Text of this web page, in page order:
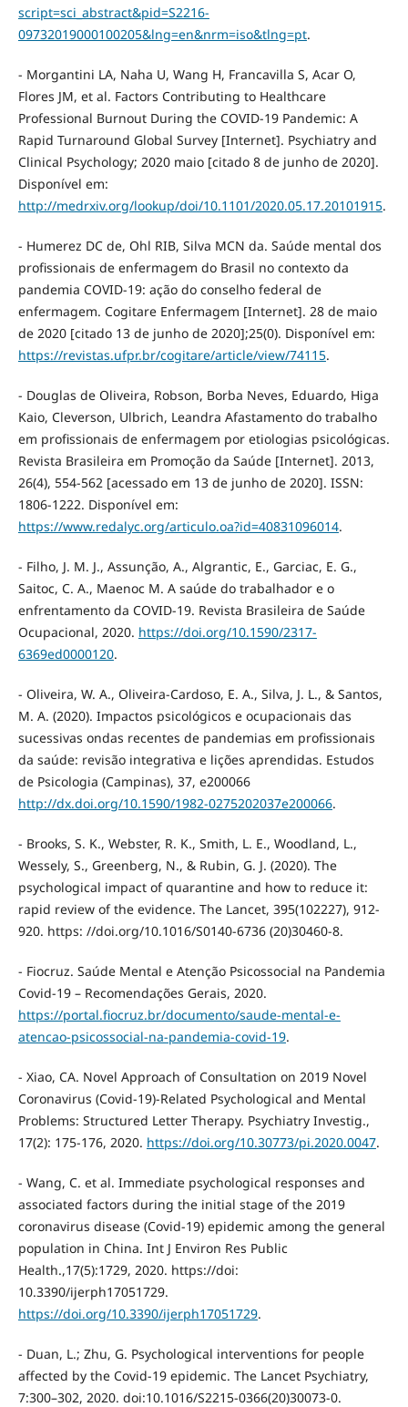
script=sci_abstract&pid=S2216-
09732019000100205&lng=en&nrm=iso&tlng=pt.
- Morgantini LA, Naha U, Wang H, Francavilla S, Acar O,
Flores JM, et al. Factors Contributing to Healthcare
Professional Burnout During the COVID-19 Pandemic: A
Rapid Turnaround Global Survey [Internet]. Psychiatry and
Clinical Psychology; 2020 maio [citado 8 de junho de 2020].
Disponível em:
http://medrxiv.org/lookup/doi/10.1101/2020.05.17.20101915.
- Humerez DC de, Ohl RIB, Silva MCN da. Saúde mental dos
profissionais de enfermagem do Brasil no contexto da
pandemia COVID-19: ação do conselho federal de
enfermagem. Cogitare Enfermagem [Internet]. 28 de maio
de 2020 [citado 13 de junho de 2020];25(0). Disponível em:
https://revistas.ufpr.br/cogitare/article/view/74115.
- Douglas de Oliveira, Robson, Borba Neves, Eduardo, Higa
Kaio, Cleverson, Ulbrich, Leandra Afastamento do trabalho
em profissionais de enfermagem por etiologias psicológicas.
Revista Brasileira em Promoção da Saúde [Internet]. 2013,
26(4), 554-562 [acessado em 13 de junho de 2020]. ISSN:
1806-1222. Disponível em:
https://www.redalyc.org/articulo.oa?id=40831096014.
- Filho, J. M. J., Assunção, A., Algrantic, E., Garciac, E. G.,
Saitoc, C. A., Maenoc M. A saúde do trabalhador e o
enfrentamento da COVID-19. Revista Brasileira de Saúde
Ocupacional, 2020. https://doi.org/10.1590/2317-
6369ed0000120.
- Oliveira, W. A., Oliveira-Cardoso, E. A., Silva, J. L., & Santos,
M. A. (2020). Impactos psicológicos e ocupacionais das
sucessivas ondas recentes de pandemias em profissionais
da saúde: revisão integrativa e lições aprendidas. Estudos
de Psicologia (Campinas), 37, e200066
http://dx.doi.org/10.1590/1982-0275202037e200066.
- Brooks, S. K., Webster, R. K., Smith, L. E., Woodland, L.,
Wessely, S., Greenberg, N., & Rubin, G. J. (2020). The
psychological impact of quarantine and how to reduce it:
rapid review of the evidence. The Lancet, 395(102227), 912-
920. https: //doi.org/10.1016/S0140-6736 (20)30460-8.
- Fiocruz. Saúde Mental e Atenção Psicossocial na Pandemia
Covid-19 – Recomendações Gerais, 2020.
https://portal.fiocruz.br/documento/saude-mental-e-
atencao-psicossocial-na-pandemia-covid-19.
- Xiao, CA. Novel Approach of Consultation on 2019 Novel
Coronavirus (Covid-19)-Related Psychological and Mental
Problems: Structured Letter Therapy. Psychiatry Investig.,
17(2): 175-176, 2020. https://doi.org/10.30773/pi.2020.0047.
- Wang, C. et al. Immediate psychological responses and
associated factors during the initial stage of the 2019
coronavirus disease (Covid-19) epidemic among the general
population in China. Int J Environ Res Public
Health.,17(5):1729, 2020. https://doi:
10.3390/ijerph17051729.
https://doi.org/10.3390/ijerph17051729.
- Duan, L.; Zhu, G. Psychological interventions for people
affected by the Covid-19 epidemic. The Lancet Psychiatry,
7:300–302, 2020. doi:10.1016/S2215-0366(20)30073-0.